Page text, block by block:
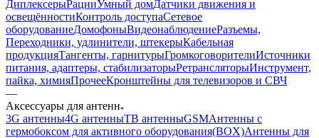
ДиплексерыРацииУмный домДатчики движения и
освещённостиКонтроль доступаСетевое
оборудованиеДомофоныВидеонаблюдениеРазъемы,
Переходники, удлинители, штекерыКабельная
продукцияТангенты, гарнитурыГромкоговорителиИсточники
питания, адаптеры, стабилизаторыРетрансляторыИнструмент,
пайка, химияПрочееКронштейны для телевизоров и СВЧ
—
Аксессуары для антенн
3G антенны4G антенныТВ антенныGSMАнтенны с
гермобоксом для активного оборудования(BOX)Антенны для